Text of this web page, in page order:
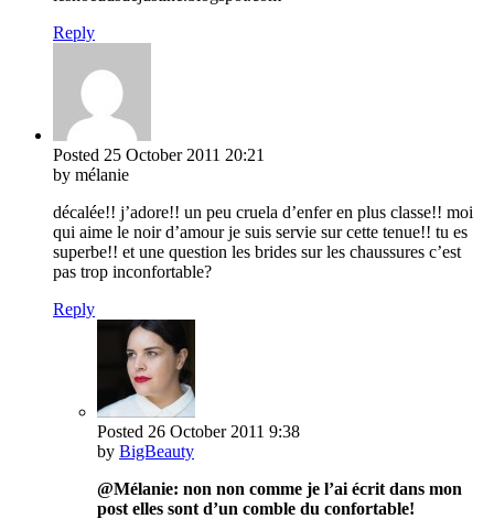
Reply
Posted 25 October 2011 20:21
by mélanie
décalée!! j’adore!! un peu cruela d’enfer en plus classe!! moi
qui aime le noir d’amour je suis servie sur cette tenue!! tu es
superbe!! et une question les brides sur les chaussures c’est
pas trop inconfortable?
Reply
Posted 26 October 2011 9:38
by BigBeauty
@Mélanie: non non comme je l’ai écrit dans mon
post elles sont d’un comble du confortable!